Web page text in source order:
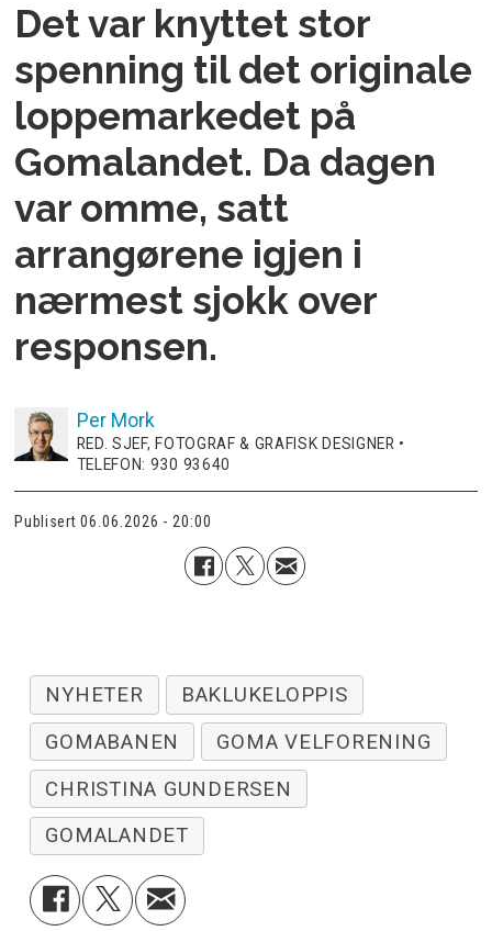
Det var knyttet stor
spenning til det originale
loppemarkedet på
Gomalandet. Da dagen
var omme, satt
arrangørene igjen i
nærmest sjokk over
responsen.
Per Mork
RED. SJEF, FOTOGRAF & GRAFISK DESIGNER •
TELEFON: 930 93640
Publisert 06.06.2026 - 20:00
NYHETER
BAKLUKELOPPIS
GOMABANEN
GOMA VELFORENING
CHRISTINA GUNDERSEN
GOMALANDET